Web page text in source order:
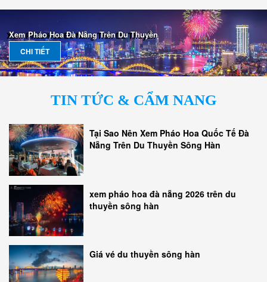
Xem Pháo Hoa Đà Nẵng Trên Du Thuyền
CHI TIẾT
TIN TỨC & CẨM NANG
Tại Sao Nên Xem Pháo Hoa Quốc Tế Đà
Nẵng Trên Du Thuyền Sông Hàn
xem pháo hoa đà nẵng 2026 trên du
thuyền sông hàn
Giá vé du thuyền sông hàn